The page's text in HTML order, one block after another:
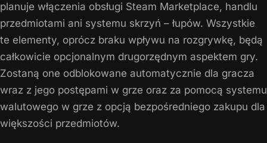
planuje włączenia obsługi Steam Marketplace, handlu
przedmiotami ani systemu skrzyń – łupów. Wszystkie
te elementy, oprócz braku wpływu na rozgrywkę, będą
całkowicie opcjonalnym drugorzędnym aspektem gry.
Zostaną one odblokowane automatycznie dla gracza
wraz z jego postępami w grze oraz za pomocą systemu
walutowego w grze z opcją bezpośredniego zakupu dla
większości przedmiotów.